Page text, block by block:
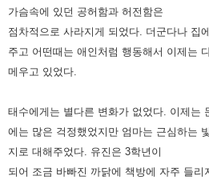
가슴속에 있던 공허함과 허전함은
점차적으로 사라지게 되었다. 더군다나 집
주고 어떤때는 애인처럼 행동해서 이제는
메우고 있었다.
태수에게는 별다른 변화가 없었다. 이제는
에는 많은 걱정했었지만 엄마는 근심하는
지로 대해주었다. 유진은 3학년이
되어 조금 바빠진 까닭에 책방에 자주 들